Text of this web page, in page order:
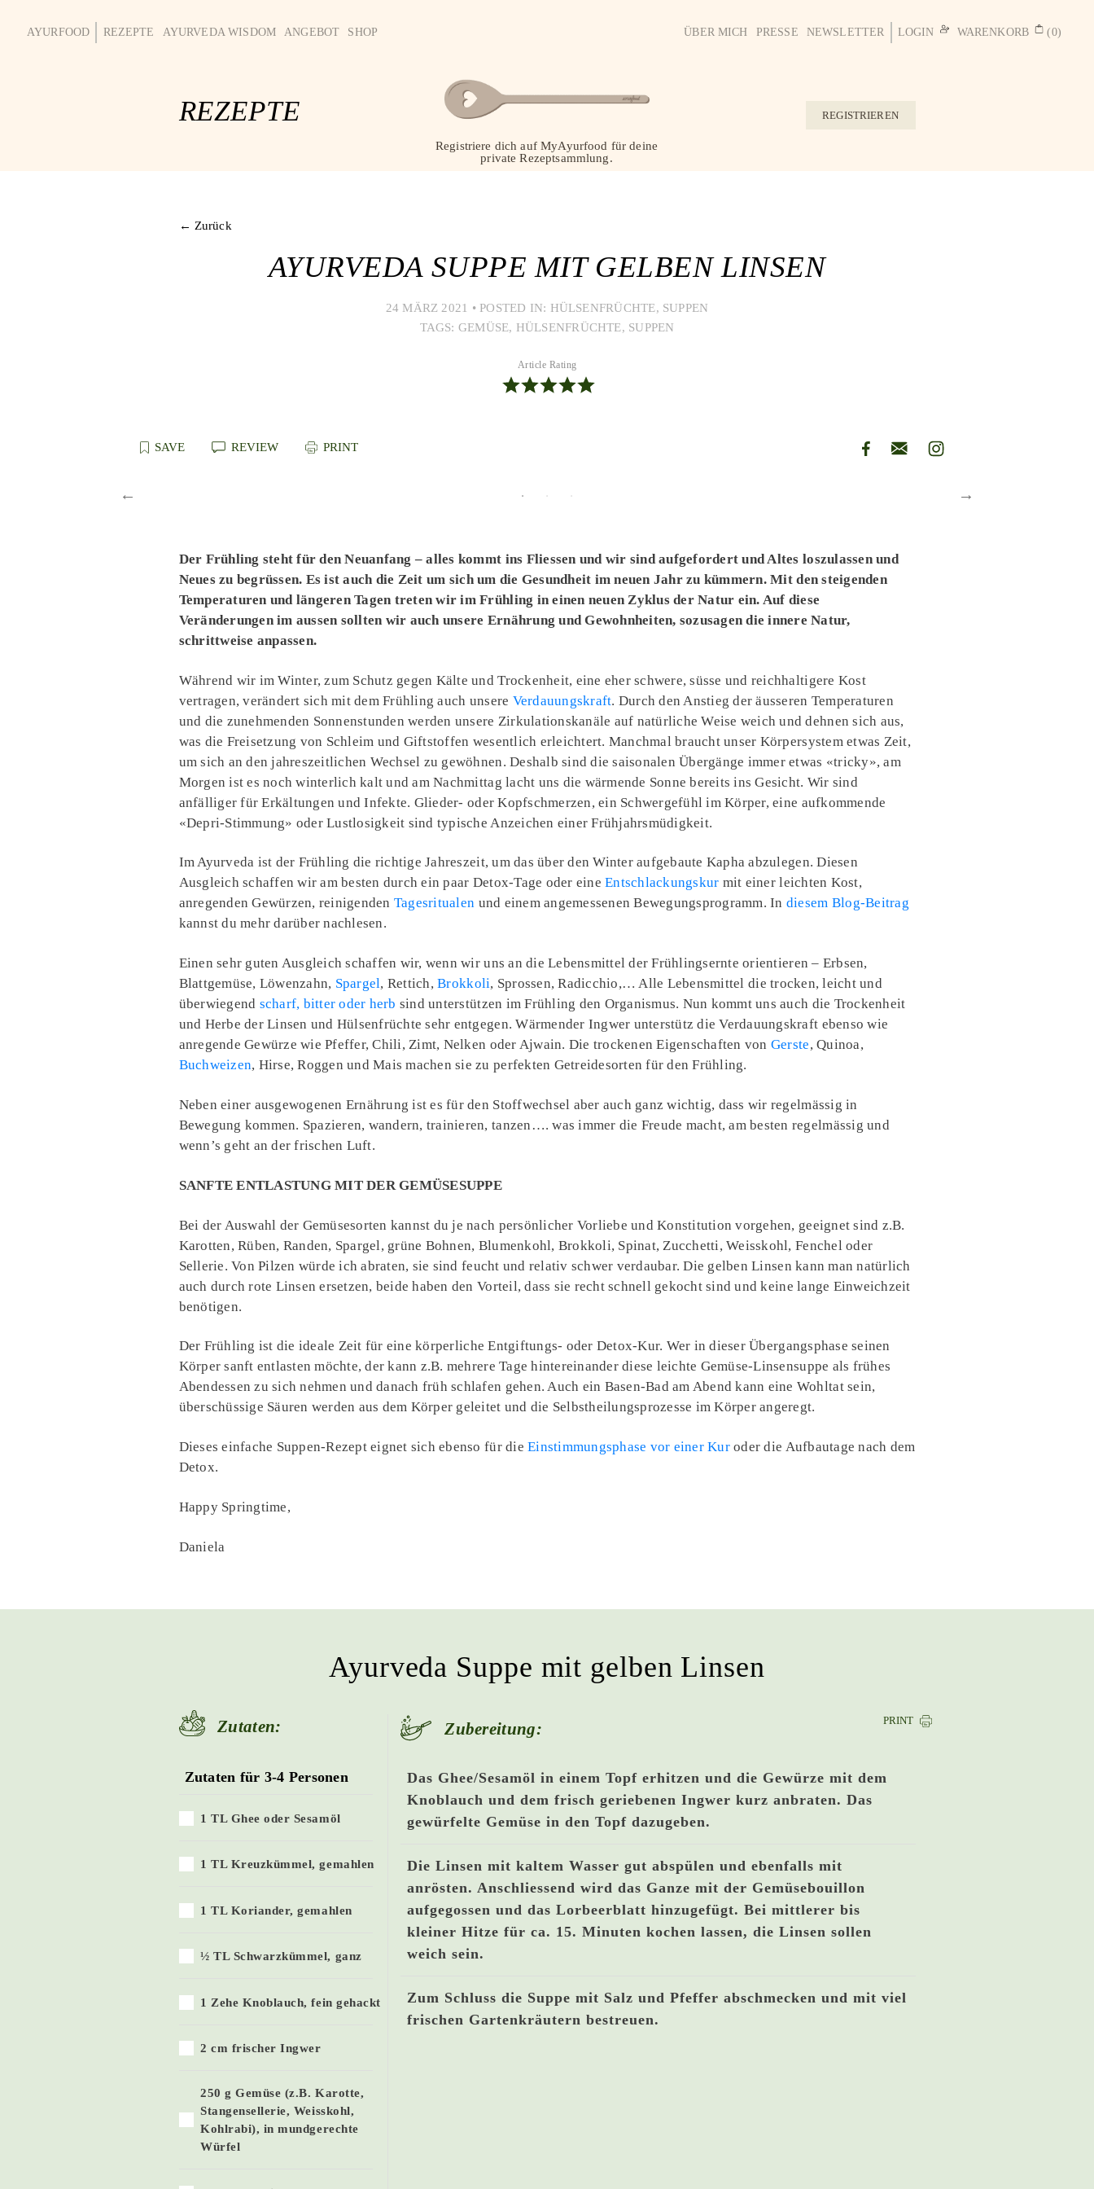
AYURFOOD REZEPTE AYURVEDA WISDOM ANGEBOT SHOP ÜBER MICH PRESSE NEWSLETTER LOGIN WARENKORB (0)
REZEPTE
Registriere dich auf MyAyurfood für deine
private Rezeptsammlung.
REGISTRIEREN
← Zurück
AYURVEDA SUPPE MIT GELBEN LINSEN
24 MÄRZ 2021 • POSTED IN: HÜLSENFRÜCHTE, SUPPEN
TAGS: GEMÜSE, HÜLSENFRÜCHTE, SUPPEN
Article Rating
SAVE REVIEW PRINT
Der Frühling steht für den Neuanfang – alles kommt ins Fliessen und wir sind aufgefordert und Altes loszulassen und
Neues zu begrüssen. Es ist auch die Zeit um sich um die Gesundheit im neuen Jahr zu kümmern. Mit den steigenden
Temperaturen und längeren Tagen treten wir im Frühling in einen neuen Zyklus der Natur ein. Auf diese
Veränderungen im aussen sollten wir auch unsere Ernährung und Gewohnheiten, sozusagen die innere Natur,
schrittweise anpassen.
Während wir im Winter, zum Schutz gegen Kälte und Trockenheit, eine eher schwere, süsse und reichhaltigere Kost
vertragen, verändert sich mit dem Frühling auch unsere Verdauungskraft. Durch den Anstieg der äusseren Temperaturen
und die zunehmenden Sonnenstunden werden unsere Zirkulationskanäle auf natürliche Weise weich und dehnen sich aus,
was die Freisetzung von Schleim und Giftstoffen wesentlich erleichtert. Manchmal braucht unser Körpersystem etwas Zeit,
um sich an den jahreszeitlichen Wechsel zu gewöhnen. Deshalb sind die saisonalen Übergänge immer etwas «tricky», am
Morgen ist es noch winterlich kalt und am Nachmittag lacht uns die wärmende Sonne bereits ins Gesicht. Wir sind
anfälliger für Erkältungen und Infekte. Glieder- oder Kopfschmerzen, ein Schwergefühl im Körper, eine aufkommende
«Depri-Stimmung» oder Lustlosigkeit sind typische Anzeichen einer Frühjahrsmüdigkeit.
Im Ayurveda ist der Frühling die richtige Jahreszeit, um das über den Winter aufgebaute Kapha abzulegen. Diesen
Ausgleich schaffen wir am besten durch ein paar Detox-Tage oder eineEntschlackungskur mit einer leichten Kost,
anregenden Gewürzen, reinigenden Tagesritualen und einem angemessenen Bewegungsprogramm. In diesem Blog-Beitrag
kannst du mehr darüber nachlesen.
Einen sehr guten Ausgleich schaffen wir, wenn wir uns an die Lebensmittel der Frühlingsernte orientieren – Erbsen,
Blattgemüse, Löwenzahn, Spargel, Rettich,Brokkoli, Sprossen, Radicchio,… Alle Lebensmittel die trocken, leicht und
überwiegend scharf, bitter oder herb sind unterstützen im Frühling den Organismus. Nun kommt uns auch die Trockenheit
und Herbe der Linsen und Hülsenfrüchte sehr entgegen. Wärmender Ingwer unterstütz die Verdauungskraft ebenso wie
anregende Gewürze wie Pfeffer, Chili, Zimt, Nelken oder Ajwain. Die trockenen Eigenschaften von Gerste, Quinoa,
Buchweizen, Hirse, Roggen und Mais machen sie zu perfekten Getreidesorten für den Frühling.
Neben einer ausgewogenen Ernährung ist es für den Stoffwechsel aber auch ganz wichtig, dass wir regelmässig in
Bewegung kommen. Spazieren, wandern, trainieren, tanzen…. was immer die Freude macht, am besten regelmässig und
wenn’s geht an der frischen Luft.
SANFTE ENTLASTUNG MIT DER GEMÜSESUPPE
Bei der Auswahl der Gemüsesorten kannst du je nach persönlicher Vorliebe und Konstitution vorgehen, geeignet sind z.B.
Karotten, Rüben, Randen, Spargel, grüne Bohnen, Blumenkohl, Brokkoli, Spinat, Zucchetti, Weisskohl, Fenchel oder
Sellerie. Von Pilzen würde ich abraten, sie sind feucht und relativ schwer verdaubar. Die gelben Linsen kann man natürlich
auch durch rote Linsen ersetzen, beide haben den Vorteil, dass sie recht schnell gekocht sind und keine lange Einweichzeit
benötigen.
Der Frühling ist die ideale Zeit für eine körperliche Entgiftungs- oder Detox-Kur. Wer in dieser Übergangsphase seinen
Körper sanft entlasten möchte, der kann z.B. mehrere Tage hintereinander diese leichte Gemüse-Linsensuppe als frühes
Abendessen zu sich nehmen und danach früh schlafen gehen. Auch ein Basen-Bad am Abend kann eine Wohltat sein,
überschüssige Säuren werden aus dem Körper geleitet und die Selbstheilungsprozesse im Körper angeregt.
Dieses einfache Suppen-Rezept eignet sich ebenso für dieEinstimmungsphase vor einer Kuroder die Aufbautage nach dem
Detox.
Happy Springtime,
Daniela
Ayurveda Suppe mit gelben Linsen
PRINT
Zutaten:
Zutaten für 3-4 Personen
1 TL Ghee oder Sesamöl
1 TL Kreuzkümmel, gemahlen
1 TL Koriander, gemahlen
½ TL Schwarzkümmel, ganz
1 Zehe Knoblauch, fein gehackt
2 cm frischer Ingwer
250 g Gemüse (z.B. Karotte,
Stangensellerie, Weisskohl,
Kohlrabi), in mundgerechte
Würfel
Zubereitung:
Das Ghee/Sesamöl in einem Topf erhitzen und die Gewürze mit dem
Knoblauch und dem frisch geriebenen Ingwer kurz anbraten. Das
gewürfelte Gemüse in den Topf dazugeben.
Die Linsen mit kaltem Wasser gut abspülen und ebenfalls mit
anrösten. Anschliessend wird das Ganze mit der Gemüsebouillon
aufgegossen und das Lorbeerblatt hinzugefügt. Bei mittlerer bis
kleiner Hitze für ca. 15. Minuten kochen lassen, die Linsen sollen
weich sein.
Zum Schluss die Suppe mit Salz und Pfeffer abschmecken und mit viel
frischen Gartenkräutern bestreuen.